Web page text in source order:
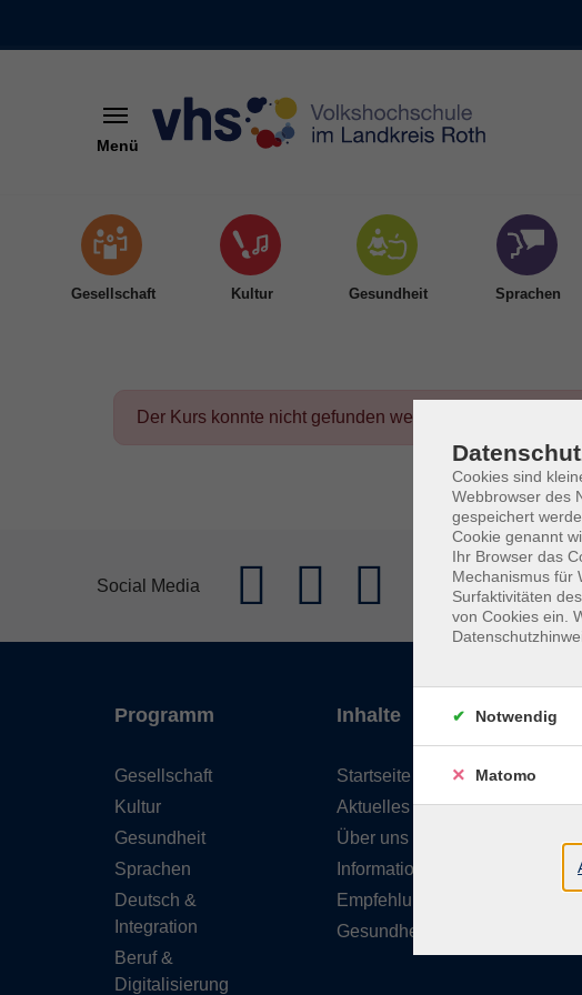
Menü
Gesellschaft Kultur Gesundheit Sprachen
Der Kurs konnte nicht gefunden werden.
Social Media
Programm
Gesellschaft
Kultur
Gesundheit
Sprachen
Deutsch &
Integration
Beruf &
Digitalisierung
Inhalte
Startseite
Aktuelles
Über uns
Informationen
Empfehlungen
Gesundheitskurse
Cookies sind
Webbrowser des
gespeichert
Cookie genannt
Ihr Browser das
Mechanismus für
Surfaktivitäten
von Cookies ein.
Notwendig
Matomo